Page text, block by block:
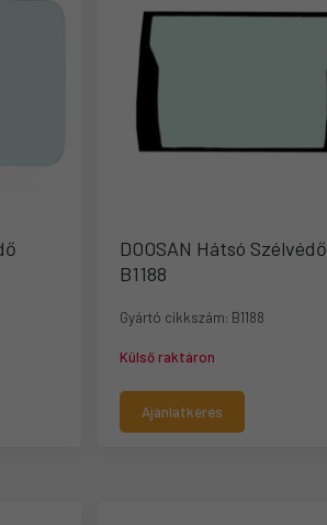
DOOSAN Hátsó Szélvédő
B1188
Gyártó cikkszám: B1188
Külső raktáron
Ajánlatkérés